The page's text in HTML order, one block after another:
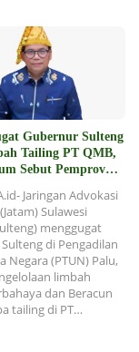
Gubernur Sulteng
Tailing PT QMB,
Sebut Pemprov
Jaringan Advokasi
Sulawesi
menggugat
di Pengadilan
Negara (PTUN) Palu,
limbah
dan Beracun
tailing di PT…